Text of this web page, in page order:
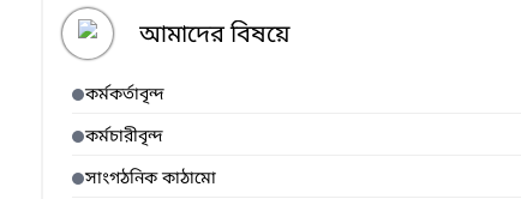
আমাদের বিষয়ে
কর্মকর্তাবৃন্দ
কর্মচারীবৃন্দ
সাংগঠনিক কাঠামো